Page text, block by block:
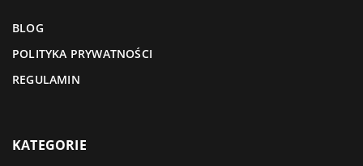
BLOG
POLITYKA PRYWATNOŚCI
REGULAMIN
KATEGORIE